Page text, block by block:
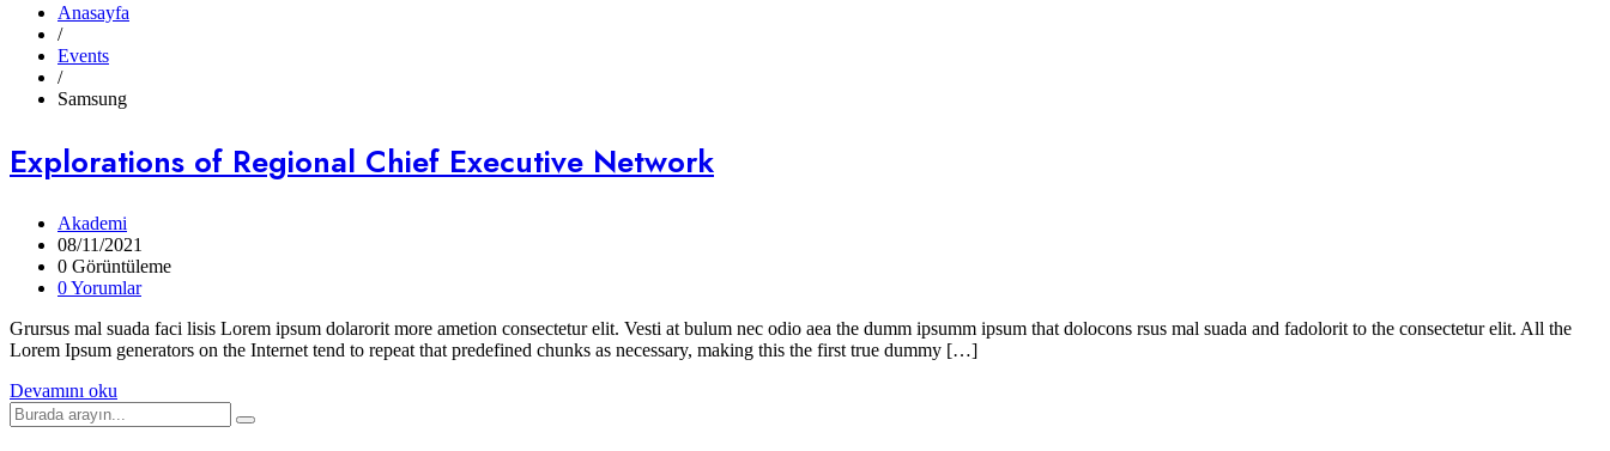
Anasayfa
/
Events
/
Samsung
Explorations of Regional Chief Executive Network
Akademi
08/11/2021
0 Görüntüleme
0 Yorumlar
Grursus mal suada faci lisis Lorem ipsum dolarorit more ametion consectetur elit. Vesti at bulum nec odio aea the dumm ipsumm ipsum that dolocons rsus mal suada and fadolorit to the consectetur elit. All the
Lorem Ipsum generators on the Internet tend to repeat that predefined chunks as necessary, making this the first true dummy […]
Devamını oku